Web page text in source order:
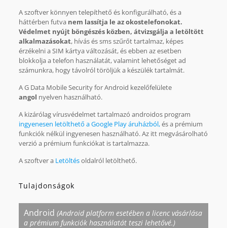
A szoftver könnyen telepíthető és konfigurálható, és a
háttérben futva nem lassítja le az okostelefonokat.
Védelmet nyújt böngészés közben, átvizsgálja a letöltött
alkalmazásokat, hívás és sms szűrőt tartalmaz, képes
érzékelni a SIM kártya változását, és ebben az esetben
blokkolja a telefon használatát, valamint lehetőséget ad
számunkra, hogy távolról töröljük a készülék tartalmát.
A G Data Mobile Security for Android kezelőfelülete
angol nyelven használható.
A kizárólag vírusvédelmet tartalmazó androidos program
ingyenesen letölthető a Google Play áruházból,és a prémium
funkciók nélkül ingyenesen használható. Az itt megvásárolható
verzió a prémium funkciókat is tartalmazza.
A szoftver a Letöltésoldalról letölthető.
Tulajdonságok
Android (Android platform esetében a licenc vásárlása
a prémium funkciók használatát teszi lehetővé.)